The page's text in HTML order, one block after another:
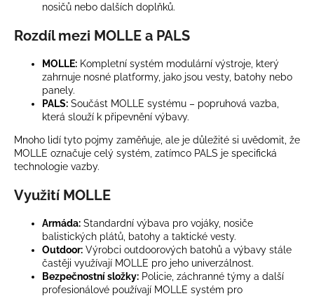
nosičů nebo dalších doplňků.
Rozdíl mezi MOLLE a PALS
MOLLE: Kompletní systém modulární výstroje, který
zahrnuje nosné platformy, jako jsou vesty, batohy nebo
panely.
PALS: Součást MOLLE systému – popruhová vazba,
která slouží k připevnění výbavy.
Mnoho lidí tyto pojmy zaměňuje, ale je důležité si uvědomit, že
MOLLE označuje celý systém, zatímco PALS je specifická
technologie vazby.
Využití MOLLE
Armáda: Standardní výbava pro vojáky, nosiče
balistických plátů, batohy a taktické vesty.
Outdoor: Výrobci outdoorových batohů a výbavy stále
častěji využívají MOLLE pro jeho univerzálnost.
Bezpečnostní složky: Policie, záchranné týmy a další
profesionálové používají MOLLE systém pro
p
e
m
e
ACTIVE
HYBRIDNÍ
FUNKČNÍ
TRIČKO